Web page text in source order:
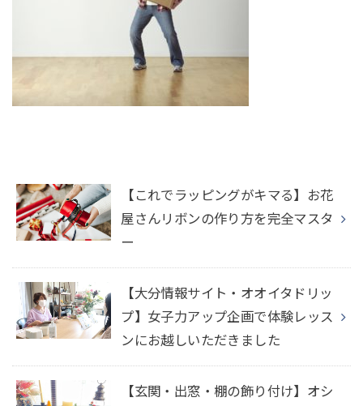
【これでラッピングがキマる】お花
屋さんリボンの作り方を完全マスタ
ー
【大分情報サイト・オオイタドリッ
プ】女子力アップ企画で体験レッス
ンにお越しいただきました
【玄関・出窓・棚の飾り付け】オシ